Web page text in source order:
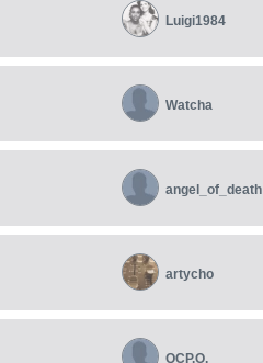
Luigi1984
Watcha
angel_of_death
artycho
QCP.O.